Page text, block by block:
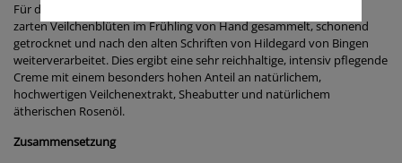
Für die Hildegard von Bingen Veilchencreme intensiv werden die
zarten Veilchenblüten im Frühling von Hand gesammelt, schonend
getrocknet und nach den alten Schriften von Hildegard von Bingen
weiterverarbeitet. Dies ergibt eine sehr reichhaltige, intensiv pflegende
Creme mit einem besonders hohen Anteil an natürlichem,
hochwertigen Veilchenextrakt, Sheabutter und natürlichem
ätherischen Rosenöl.
Zusammensetzung